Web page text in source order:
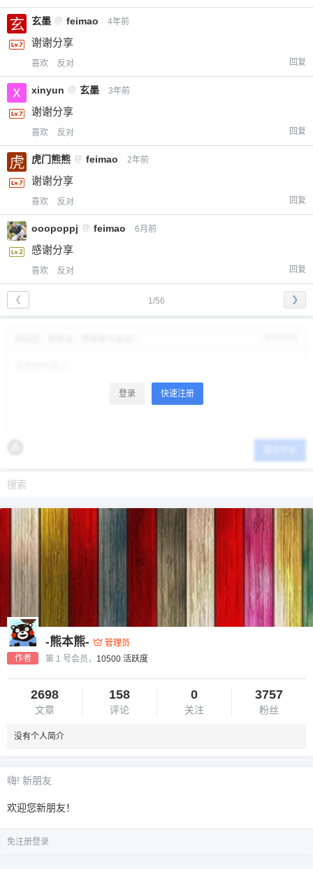
玄墨 @ feimao 4年前
谢谢分享
喜欢 反对 回复
xinyun @ 玄墨 3年前
谢谢分享
喜欢 反对 回复
虎门熊熊 @ feimao 2年前
谢谢分享
喜欢 反对 回复
ooopoppj @ feimao 6月前
感谢分享
喜欢 反对 回复
1/56
❮ ❯
登录 快速注册
作者
-熊本熊-
管理员
第 1 号会员， 10500 活跃度
2698
文章
158
评论
0
关注
3757
粉丝
没有个人简介
嗨! 新朋友
欢迎您新朋友！
免注册登录